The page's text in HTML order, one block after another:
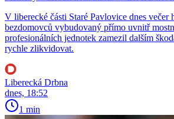
V liberecké části Staré Pavlovice dnes večer
bezdomovců vybudovaný přímo uvnitř
profesionálních jednotek zamezil dalším
rychle zlikvidovat.
Liberecká Drbna
dnes, 18:52
1 min